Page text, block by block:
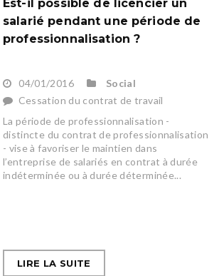
Est-il possible de licencier un
salarié pendant une période de
professionnalisation ?
04/01/2016
Social
Cessation du contrat de travail
La période de professionnalisation -
distincte du contrat de professionnalisation
- vise à favoriser le maintien dans
l’entreprise de salariés en contrat à durée
indéterminée ou à durée déterminée...
LIRE LA SUITE